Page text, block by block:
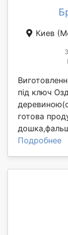
Киев
під ключ
готова
Подробнее